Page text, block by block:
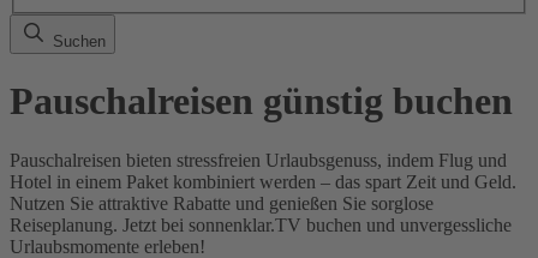
Suchen
Pauschalreisen günstig buchen
Pauschalreisen bieten stressfreien Urlaubsgenuss, indem Flug und
Hotel in einem Paket kombiniert werden – das spart Zeit und Geld.
Nutzen Sie attraktive Rabatte und genießen Sie sorglose
Reiseplanung. Jetzt bei sonnenklar.TV buchen und unvergessliche
Urlaubsmomente erleben!